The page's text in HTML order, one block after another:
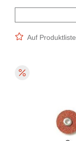
Auf Produktliste